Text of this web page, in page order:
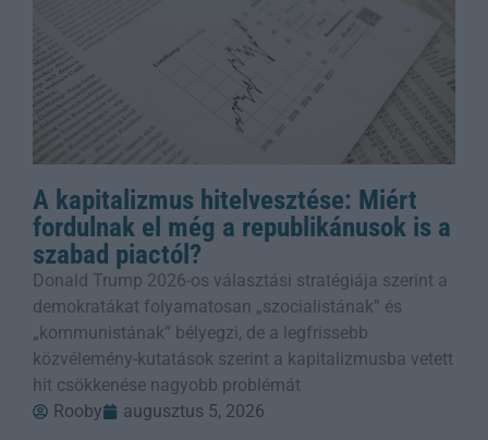
A kapitalizmus hitelvesztése: Miért
fordulnak el még a republikánusok is a
szabad piactól?
Donald Trump 2026-os választási stratégiája szerint a
demokratákat folyamatosan „szocialistának” és
„kommunistának” bélyegzi, de a legfrissebb
közvélemény-kutatások szerint a kapitalizmusba vetett
hit csökkenése nagyobb problémát
Rooby
augusztus 5, 2026